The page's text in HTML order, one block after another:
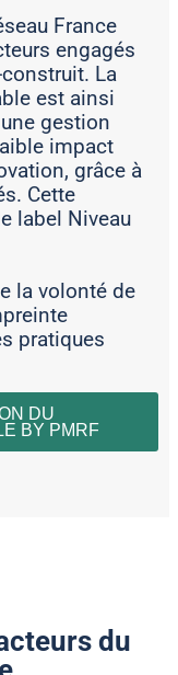
France
engagés
La
est ainsi
gestion
impact
grâce à
Cette
label Niveau
la volonté de
pratiques
DU
BY PMRF
du